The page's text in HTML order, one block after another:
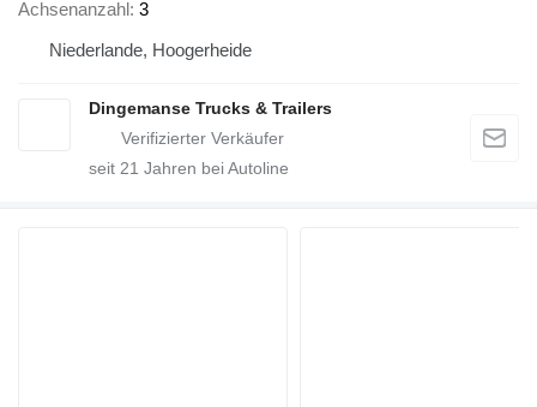
Achsenanzahl 3
Niederlande, Hoogerheide
Dingemanse Trucks & Trailers
seit 21 Jahren bei Autoline